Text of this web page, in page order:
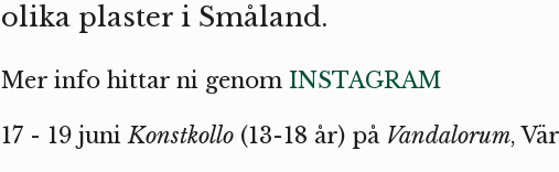
olika plaster i Småland.
Mer info hittar ni genom INSTAGRAM
17 - 19 juniKonstkollo(13-18 år) på Vandalorum,